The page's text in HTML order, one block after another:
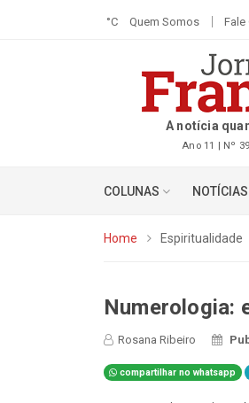
°C Quem Somos Fale
A notícia
Ano 11 | Nº
COLUNAS NOTÍCIAS
Home Espiritualidade
Numerologia:
Rosana Ribeiro
compartilhar no whatsapp